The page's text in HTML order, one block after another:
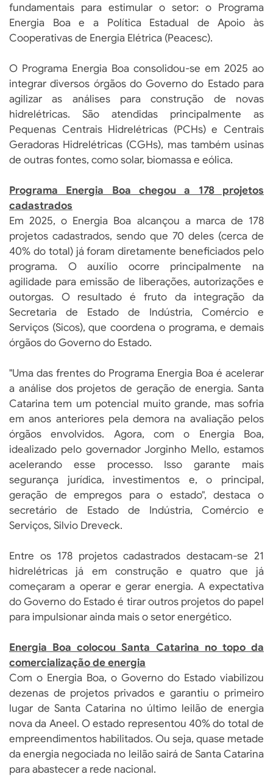
fundamentais para estimular o setor: o Programa
Energia Boa e a Política Estadual de Apoio às
Cooperativas de Energia Elétrica (Peacesc).
O Programa Energia Boa consolidou-se em 2025 ao
integrar diversos órgãos do Governo do Estado para
agilizar as análises para construção de novas
hidrelétricas. São atendidas principalmente as
Pequenas Centrais Hidrelétricas (PCHs) e Centrais
Geradoras Hidrelétricas (CGHs), mas também usinas
de outras fontes, como solar, biomassa e eólica.
Programa Energia Boa chegou a 178 projetos
cadastrados
Em 2025, o Energia Boa alcançou a marca de 178
projetos cadastrados, sendo que 70 deles (cerca de
40% do total) já foram diretamente beneficiados pelo
programa. O auxílio ocorre principalmente na
agilidade para emissão de liberações, autorizações e
outorgas. O resultado é fruto da integração da
Secretaria de Estado de Indústria, Comércio e
Serviços (Sicos), que coordena o programa, e demais
órgãos do Governo do Estado.
"Uma das frentes do Programa Energia Boa é acelerar
a análise dos projetos de geração de energia. Santa
Catarina tem um potencial muito grande, mas sofria
em anos anteriores pela demora na avaliação pelos
órgãos envolvidos. Agora, com o Energia Boa,
idealizado pelo governador Jorginho Mello, estamos
acelerando esse processo. Isso garante mais
segurança jurídica, investimentos e, o principal,
geração de empregos para o estado", destaca o
secretário de Estado de Indústria, Comércio e
Serviços, Silvio Dreveck.
Entre os 178 projetos cadastrados destacam-se 21
hidrelétricas já em construção e quatro que já
começaram a operar e gerar energia. A expectativa
do Governo do Estado é tirar outros projetos do papel
para impulsionar ainda mais o setor energético.
Energia Boa colocou Santa Catarina no topo da
comercialização de energia
Com o Energia Boa, o Governo do Estado viabilizou
dezenas de projetos privados e garantiu o primeiro
lugar de Santa Catarina no último leilão de energia
nova da Aneel. O estado representou 40% do total de
empreendimentos habilitados. Ou seja, quase metade
da energia negociada no leilão sairá de Santa Catarina
para abastecer a rede nacional.